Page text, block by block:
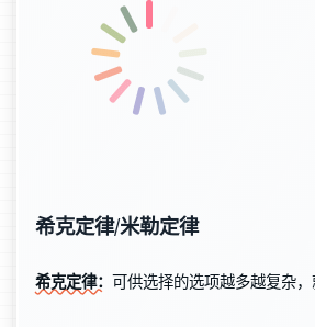
希克定律/米勒定律
希克定律： 可供选择的选项越多越复杂，